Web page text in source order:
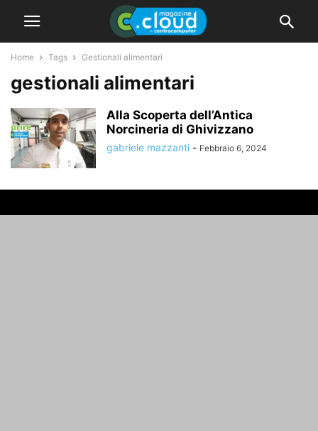
Home Tags Gestionali alimentari
gestionali alimentari
Alla Scoperta dell’Antica
Norcineria di Ghivizzano
gabriele mazzanti - Febbraio 6, 2024